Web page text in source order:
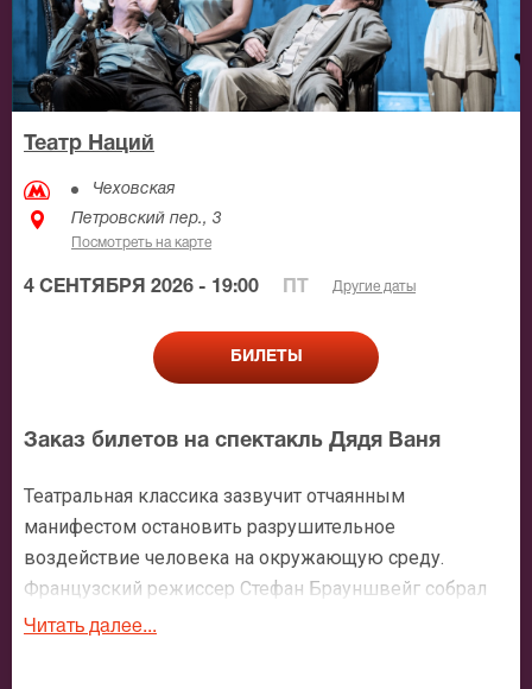
Театр Наций
Чеховская
Петровский пер., 3
Посмотреть на карте
4 СЕНТЯБРЯ 2026 - 19:00 Другие даты
БИЛЕТЫ
Заказ билетов на спектакль Дядя Ваня
Театральная классика зазвучит отчаянным
манифестом остановить разрушительное
воздействие человека на окружающую среду.
Французский режиссер Стефан Брауншвейг собрал
звездный состав российских артистов, чтобы через
Читать далее...